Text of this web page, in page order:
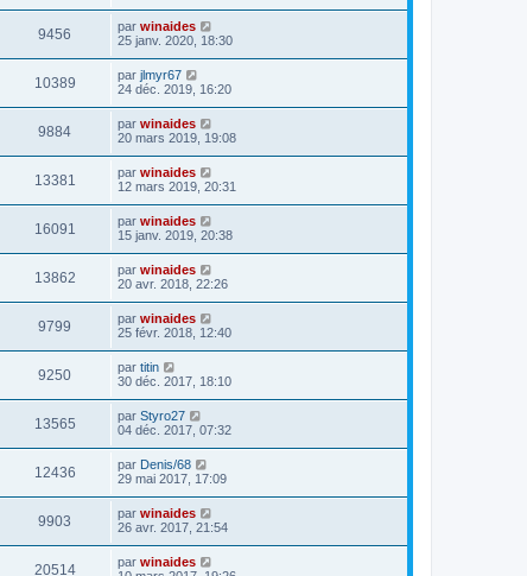
9456 par winaides
25 janv. 2020, 18:30
10389 par jlmyr67
24 déc. 2019, 16:20
9884 par winaides
20 mars 2019, 19:08
13381 par winaides
12 mars 2019, 20:31
16091 par winaides
15 janv. 2019, 20:38
13862 par winaides
20 avr. 2018, 22:26
9799 par winaides
25 févr. 2018, 12:40
9250 par titin
30 déc. 2017, 18:10
13565 par Styro27
04 déc. 2017, 07:32
12436 par Denis/68
29 mai 2017, 17:09
9903 par winaides
26 avr. 2017, 21:54
20514 par winaides